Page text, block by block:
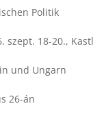
Politik
szept. 18-20., Kastl
und Ungarn
26-án